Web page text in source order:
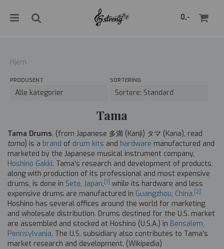
0,-
Hjem
PRODUSENT SORTERING
Tama
Tama Drums, (from Japanese 多満 (Kanji) タマ (Kana), read
tama) is a brand of drum kits and hardware manufactured and
marketed by the Japanese musical instrument company,
Hoshino Gakki. Tama's research and development of products,
along with production of its professional and most expensive
drums, is done in Seto, Japan,[1] while its hardware and less
expensive drums are manufactured in Guangzhou, China.[2]
Hoshino has several offices around the world for marketing
and wholesale distribution. Drums destined for the U.S. market
are assembled and stocked at Hoshino (U.S.A.) in Bensalem,
Pennsylvania. The U.S. subsidiary also contributes to Tama's
market research and development. (Wikipedia)